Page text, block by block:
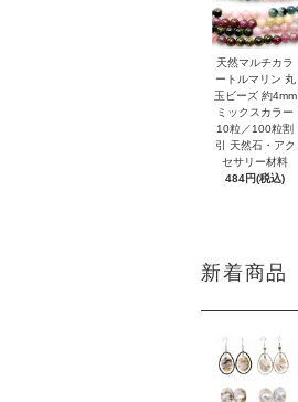
天然マルチカラ
ートルマリン 丸
玉ビーズ 約4mm
ミックスカラー
10粒／100粒割
引 天然石・アク
セサリー材料
484円(税込)
新着商品